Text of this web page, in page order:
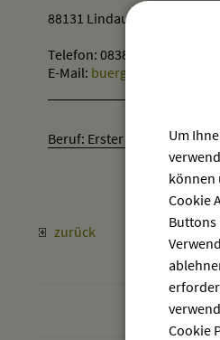
88131 Lindau (Bodensee)
Telefon: 08388/980695
E-Mail:
Beruf: Erster
zurück
Um
können
Cookie
Buttons
Cookie